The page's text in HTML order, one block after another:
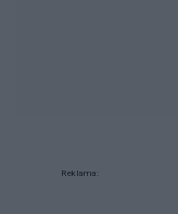
Reklama: